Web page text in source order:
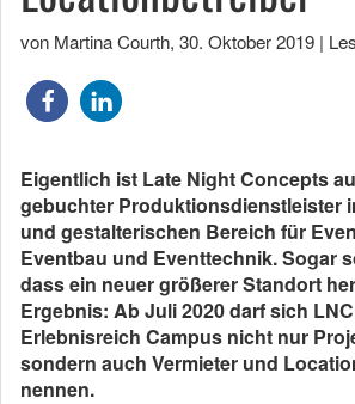
von Martina Courth, 30. Oktober 2019 |
Eigentlich ist Late Night Concepts
gebuchter Produktionsdienstleister
und gestalterischen Bereich für
Eventbau und Eventtechnik. Sogar
dass ein neuer größerer Standort
Ergebnis: Ab Juli 2020 darf sich
Erlebnisreich Campus nicht nur
sondern auch Vermieter und
nennen.